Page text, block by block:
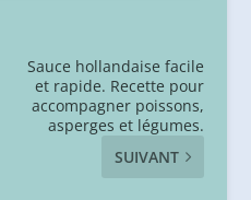
Sauce hollandaise facile
et rapide. Recette pour
accompagner poissons,
asperges et légumes.
SUIVANT